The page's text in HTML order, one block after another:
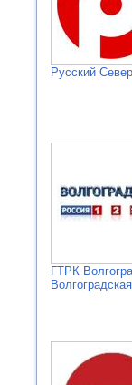
Русский
ГТРК